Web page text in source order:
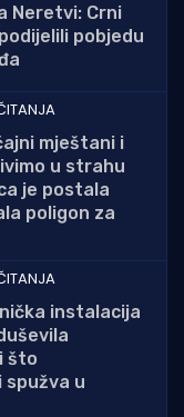
Neretvi: Crni
pobjedu
mještani i
u strahu
je postala
poligon za
instalacija
što
spužva u